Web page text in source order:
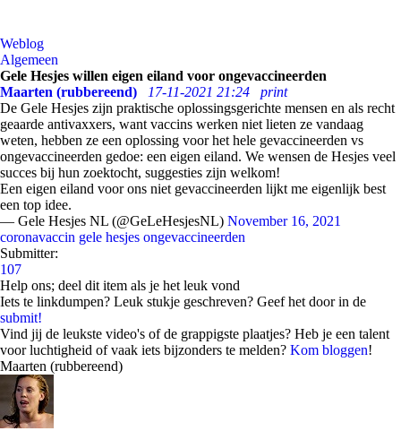
Weblog
Algemeen
Gele Hesjes willen eigen eiland voor ongevaccineerden
Maarten (rubbereend)
17-11-2021 21:24
print
De Gele Hesjes zijn praktische oplossingsgerichte mensen en als recht
geaarde antivaxxers, want vaccins werken niet lieten ze vandaag
weten, hebben ze een oplossing voor het hele gevaccineerden vs
ongevaccineerden gedoe: een eigen eiland. We wensen de Hesjes veel
succes bij hun zoektocht, suggesties zijn welkom!
Een eigen eiland voor ons niet gevaccineerden lijkt me eigenlijk best
een top idee.
— Gele Hesjes NL (@GeLeHesjesNL) November 16, 2021
coronavaccin gele hesjes ongevaccineerden
Submitter:
107
Help ons; deel dit item als je het leuk vond
Iets te linkdumpen? Leuk stukje geschreven? Geef het door in de
submit!
Vind jij de leukste video's of de grappigste plaatjes? Heb je een talent
voor luchtigheid of vaak iets bijzonders te melden? Kom bloggen!
Maarten (rubbereend)